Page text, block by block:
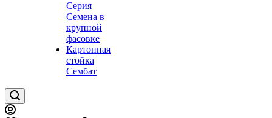
Серия
Семена в
крупной
фасовке
Картонная
стойка
Сембат